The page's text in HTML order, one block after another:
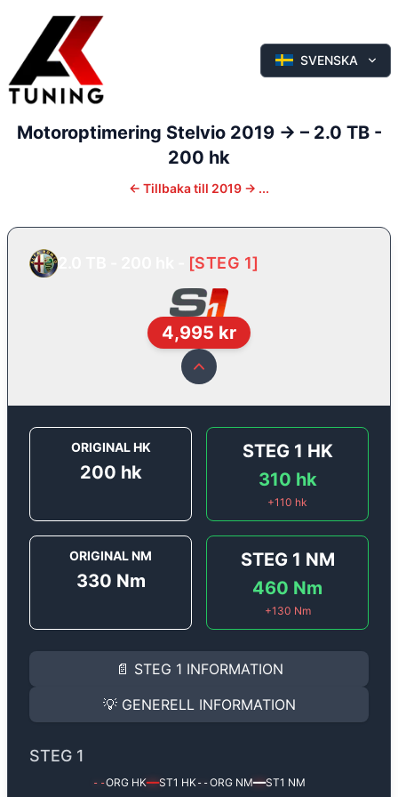
SVENSKA
Motoroptimering Stelvio 2019 -> – 2.0 TB -
200 hk
← Tillbaka till 2019 -> ...
[STEG 1]
4,995 kr
ORIGINAL HK
200 hk
STEG 1 HK
310 hk
+110 hk
ORIGINAL NM
330 Nm
STEG 1 NM
460 Nm
+130 Nm
📄 STEG 1 INFORMATION
INFORMATION
Steg 1
Alfa Romeo Stelvio 2.0
Effekten ökar från200 hktill310 hkoch
(+110 hk & +130 Nm).
Ger mer effekt, högre vridmoment, lägre
Steg 1 mjukvara justerar vi ett antal
💡 GENERELL INFORMATION
✅ All mjukvara är skräddarsydd för din bil
✅ Felsökning inann samt efter optimering
STEG 1
--ORG HK━━ST1 HK--ORG NM━━ST1 NM